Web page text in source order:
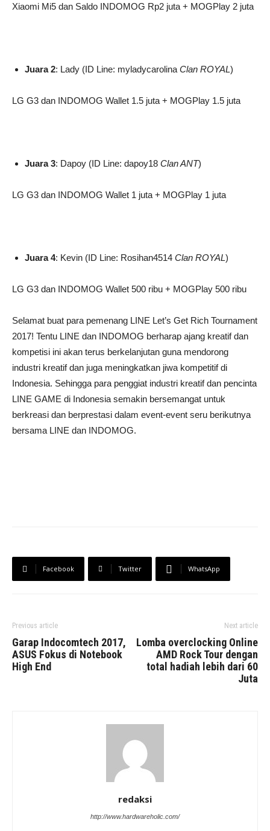
Xiaomi Mi5 dan Saldo INDOMOG Rp2 juta + MOGPlay 2 juta
Juara 2: Lady (ID Line: myladycarolina Clan ROYAL)
LG G3 dan INDOMOG Wallet 1.5 juta + MOGPlay 1.5 juta
Juara 3: Dapoy (ID Line: dapoy18 Clan ANT)
LG G3 dan INDOMOG Wallet 1 juta + MOGPlay 1 juta
Juara 4: Kevin (ID Line: Rosihan4514 Clan ROYAL)
LG G3 dan INDOMOG Wallet 500 ribu + MOGPlay 500 ribu
Selamat buat para pemenang LINE Let’s Get Rich Tournament
2017! Tentu LINE dan INDOMOG berharap ajang kreatif dan
kompetisi ini akan terus berkelanjutan guna mendorong
industri kreatif dan juga meningkatkan jiwa kompetitif di
Indonesia. Sehingga para penggiat industri kreatif dan pencinta
LINE GAME di Indonesia semakin bersemangat untuk
berkreasi dan berprestasi dalam event-event seru berikutnya
bersama LINE dan INDOMOG.
Facebook Twitter WhatsApp
Previous article
Garap Indocomtech 2017,
ASUS Fokus di Notebook
High End
Next article
Lomba overclocking Online
AMD Rock Tour dengan
total hadiah lebih dari 60
Juta
redaksi
http://www.hardwareholic.com/